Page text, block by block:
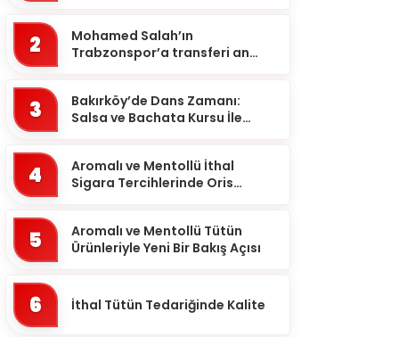
2
Mohamed Salah’ın
Trabzonspor’a transferi an
3
Bakırköy’de Dans Zamanı:
Salsa ve Bachata Kursu İle
4
Aromalı ve Mentollü İthal
Sigara Tercihlerinde Oris
5
Aromalı ve Mentollü Tütün
Ürünleriyle Yeni Bir Bakış Açısı
6 İthal Tütün Tedariğinde Kalite
Antalya
Artvin
Aydın
Balıkesir
Bartın
Batman
Bayburt
Bilecik
Bingöl